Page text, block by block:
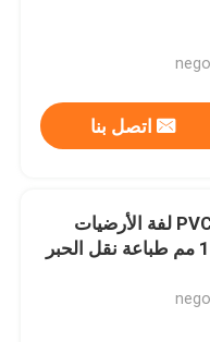
اتصل بنا
الشمال نمط PVC لفة الأرضيات